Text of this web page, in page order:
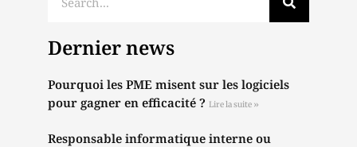
Dernier news
Pourquoi les PME misent sur les logiciels
pour gagner en efficacité ? Lire la suite »
Responsable informatique interne ou